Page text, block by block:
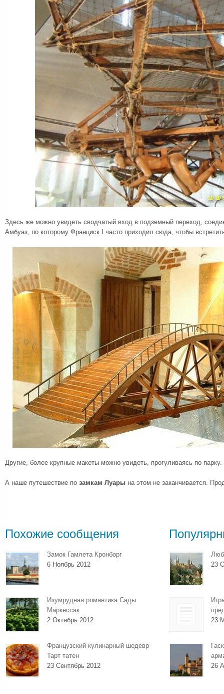
Здесь же можно увидеть сводчатый вход в подземный переход,
Амбуаз, по которому Франциск I часто приходил сюда, чтобы
Другие, более крупные макеты можно увидеть, прогуливаясь по парку.
А наше путешествие по замкам Луары на этом не заканчивается.
Похожие сообщения
Замок Гамлета Кронборг
6 Ноябрь 2012
Изумрудная романтика Сады
Маркессак
2 Октябрь 2012
Французский кулинарный шедевр
Тарт татен
23 Сентябрь 2012
23
23
26